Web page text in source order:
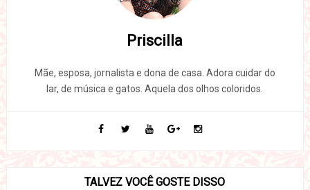
Priscilla
Mãe, esposa, jornalista e dona de casa. Adora cuidar do
lar, de música e gatos. Aquela dos olhos coloridos.
TALVEZ VOCÊ GOSTE DISSO